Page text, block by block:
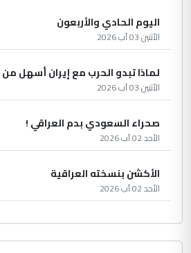
اليوم الحادي والأربعون
الأثنين 03 آب 2026
لماذا تبدو الحرب مع إيران أسهل
الأثنين 03 آب 2026
صحراء السعودي بدم العراقي !
الأحد 02 آب 2026
الأكشن بنسخته العراقية
الأحد 02 آب 2026